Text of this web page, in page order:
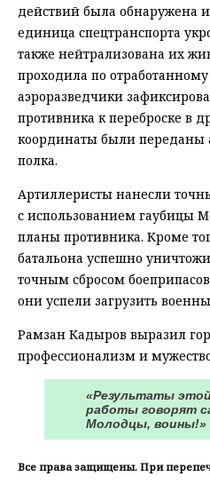
действий была обнаружена
единица спецтранспорта
также нейтрализована их
проходила по
аэроразведчики
противника к переброске в
координаты были переданы
полка.
Артиллеристы нанесли
с использованием гаубицы
планы противника. Кроме
батальона успешно
точным сбросом
они успели загрузить
Рамзан Кадыров выразил
профессионализм и
«Результаты
работы говорят
Молодцы, воины!»
Все права защищены. При